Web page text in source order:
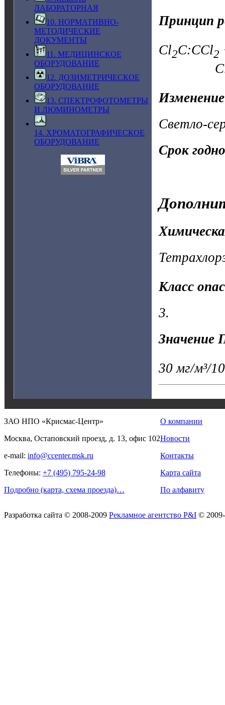
ЛАБОРАТОРНАЯ
10. НОРМАТИВНО-
МЕТОДИЧЕСКИЕ
ДОКУМЕНТЫ
11. МЕДИЦИНСКОЕ
ОБОРУДОВАНИЕ
12. ДОЗИМЕТРИЧЕСКОЕ
ОБОРУДОВАНИЕ
13. СПЕКТРОФОТОМЕТРЫ
И ЛЮМИНОМЕТРЫ
14. ХРОМАТОГРАФИЧЕСКОЕ
ОБОРУДОВАНИЕ
Принцип
Cl2C:CCl2
Светло-
Срок
Класс
3.
Значение
30 мг/м³/
ЗАО НПО «Крисмас-Центр»
Москва, Остаповский проезд, д. 13, офис 102
e-mail: info@ccenter.msk.ru
Телефоны: +7 (495) 795-24-98
Подробно (карта, схема проезда)…
О компании
Новости
Контакты
Карта сайта
По алфавиту
Разработка сайта © 2008-2009 Рекламное агентство P&I ©